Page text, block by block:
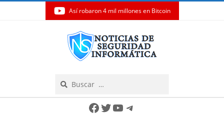
Así robaron 4 mil millones en Bitcoin
Facebook
Twitter
YouTube
Telegram